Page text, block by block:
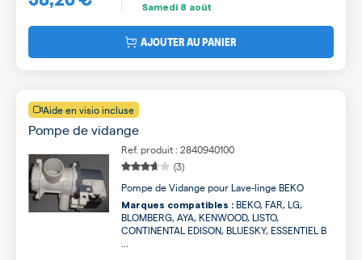
Samedi 8 août
AJOUTER AU PANIER
Aide en visio incluse
Pompe de vidange
Ref. produit : 2840940100
(3)
Pompe de Vidange pour Lave-linge BEKO
Marques compatibles : BEKO, FAR, LG,
BLOMBERG, AYA, KENWOOD, LISTO,
CONTINENTAL EDISON, BLUESKY, ESSENTIEL B